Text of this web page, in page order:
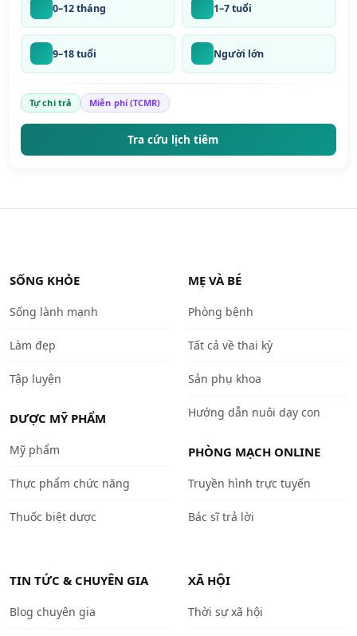
0–12 tháng 1–7 tuổi
9–18 tuổi Người lớn
Tự chi trả Miễn phí (TCMR)
Tra cứu lịch tiêm
SỐNG KHỎE
Sống lành mạnh
Làm đẹp
Tập luyện
DƯỢC MỸ PHẨM
Mỹ phẩm
Thực phẩm chức năng
Thuốc biệt dược
MẸ VÀ BÉ
Phòng bệnh
Tất cả về thai kỳ
Sản phụ khoa
Hướng dẫn nuôi dạy con
PHÒNG MẠCH ONLINE
Truyền hình trực tuyến
Bác sĩ trả lời
TIN TỨC & CHUYÊN GIA
Blog chuyên gia
XÃ HỘI
Thời sự xã hội